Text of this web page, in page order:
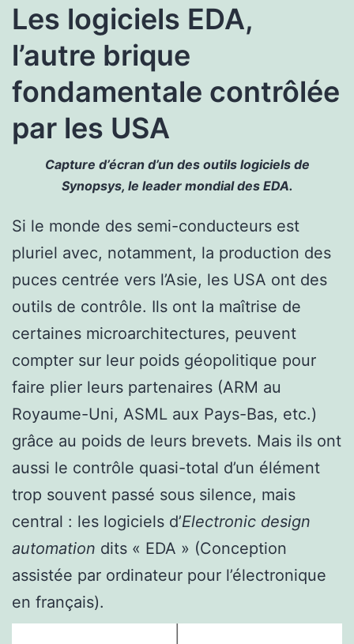
Les logiciels EDA,
l’autre brique
fondamentale contrôlée
par les USA
Capture d’écran d’un des outils logiciels de
Synopsys, le leader mondial des EDA.
Si le monde des semi-conducteurs est
pluriel avec, notamment, la production des
puces centrée vers l’Asie, les USA ont des
outils de contrôle. Ils ont la maîtrise de
certaines microarchitectures, peuvent
compter sur leur poids géopolitique pour
faire plier leurs partenaires (ARM au
Royaume-Uni, ASML aux Pays-Bas, etc.)
grâce au poids de leurs brevets. Mais ils ont
aussi le contrôle quasi-total d’un élément
trop souvent passé sous silence, mais
central : les logiciels d’Electronic design
automation dits « EDA » (Conception
assistée par ordinateur pour l’électronique
en français).